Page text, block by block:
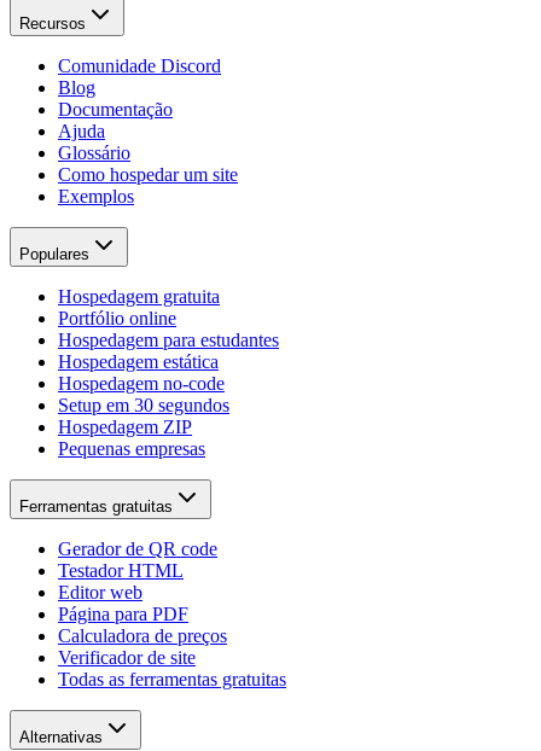
Recursos
Comunidade Discord
Blog
Documentação
Ajuda
Glossário
Como hospedar um site
Exemplos
Populares
Hospedagem gratuita
Portfólio online
Hospedagem para estudantes
Hospedagem estática
Hospedagem no-code
Setup em 30 segundos
Hospedagem ZIP
Pequenas empresas
Ferramentas gratuitas
Gerador de QR code
Testador HTML
Editor web
Página para PDF
Calculadora de preços
Verificador de site
Todas as ferramentas gratuitas
Alternativas